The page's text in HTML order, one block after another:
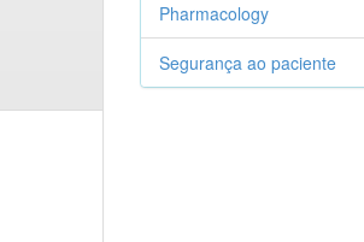
Pharmacology
Segurança ao paciente